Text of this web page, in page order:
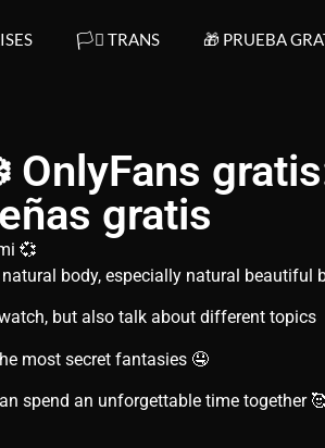
🏳️‍⚧️ TRANS 🎁 PRUEBA
gratis
💞
body, especially natural beautiful
but also talk about different topics
most secret fantasies 🤤
spend an unforgettable time together